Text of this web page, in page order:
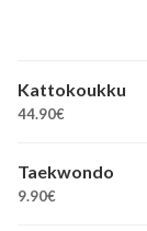
Kattokoukku
44.90€
Taekwondo
9.90€